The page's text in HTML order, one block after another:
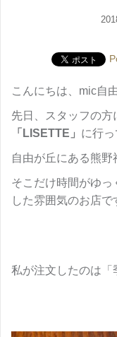
こんにちは、mic自
先日、スタッフの方
「LISETTE」 に行っ
自由が丘にある熊野
そこだけ時間がゆっ
した雰囲気のお店で
私が注文したのは「